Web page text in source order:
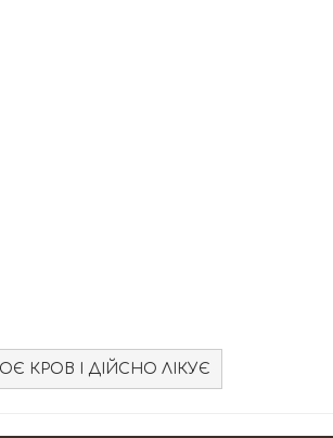
КРОВ І ДІЙСНО ЛІКУЄ